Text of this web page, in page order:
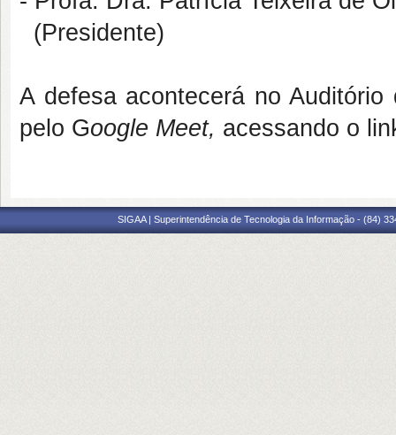
(Presidente)
A defesa acontecerá no
pelo Google Meet, acessando o
SIGAA | Superintendência de Tecnologia da Informação - (84)